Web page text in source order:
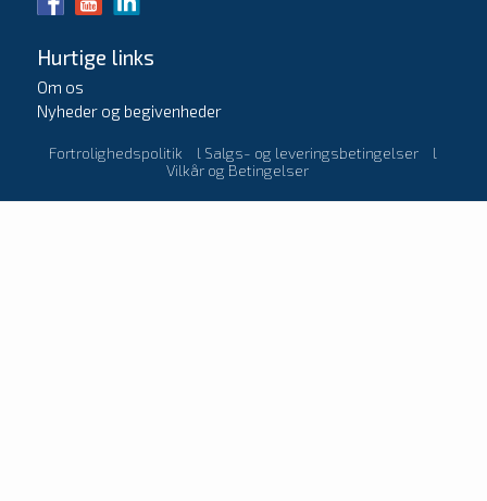
Hurtige links
Om os
Nyheder og begivenheder
Fortrolighedspolitik l Salgs- og leveringsbetingelser
l
Vilkår og Betingelser